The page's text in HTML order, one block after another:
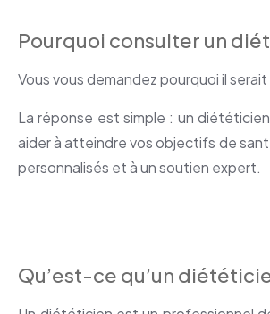
Pourquoi consulter un
Vous vous demandez pourquoi il
La réponse est simple : un
aider à atteindre vos objectifs de
personnalisés et à un soutien expert.
Qu’est-ce qu’un